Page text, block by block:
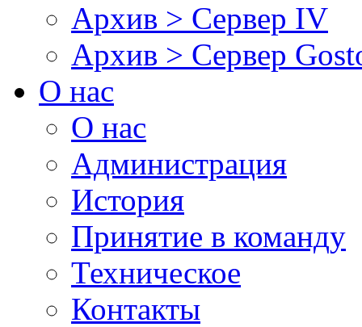
Архив > Сервер IV
Архив > Сервер
О нас
О нас
Администрация
История
Принятие в команду
Техническое
Контакты